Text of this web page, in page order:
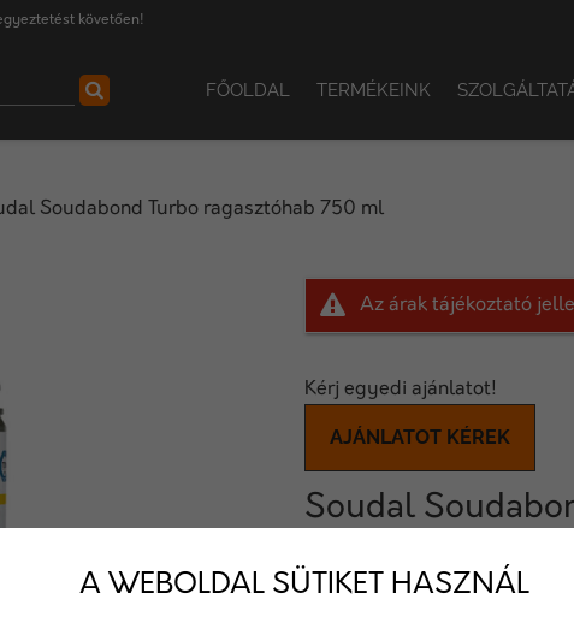
követően!
FŐOLDAL TERMÉKEINK
Soudabond Turbo ragasztóhab 750 ml
Az árak tájékoztató
Kérj egyedi ajánlatot!
AJÁNLATOT KÉREK
Soudal
A Soudabond Easy egy
Ez a termék kombinálja az
egyenetlen felületek
A WEBOLDAL SÜTIKET HASZNÁL